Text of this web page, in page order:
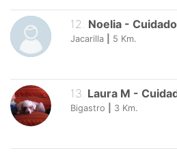
12 Noelia -
Jacarilla 5 Km.
13. Laura M -
Bigastro 3 Km.